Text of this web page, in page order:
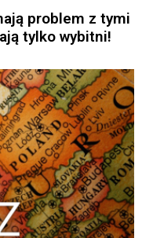
problem z tymi
tylko wybitni!